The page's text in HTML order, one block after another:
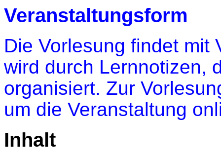
Veranstaltungsform
Die Vorlesung findet mit
wird durch Lernnotizen,
organisiert. Zur
um die Veranstaltung
Inhalt